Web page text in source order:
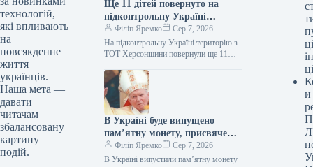
технологій,
які впливають
на
повсякденне
життя
українців.
Наша мета —
давати
читачам
збалансовану
картину
подій.
Ще 11 дітей повернуто на
підконтрольну Україні
територію з тимчасово
окупованих районів
Херсонщини.
Філіп Яремко
Сер 7, 2026
На підконтрольну Україні територію з
ТОТ Херсонщини повернули ще 11
11 дітей було повернуто на…
В Україні буде випущено
пам’ятну монету, присвячену
Папі Римському Івану Павлу
II.
Філіп Яремко
Сер 7, 2026
В Україні випустили пам’ятну монету
ці
и